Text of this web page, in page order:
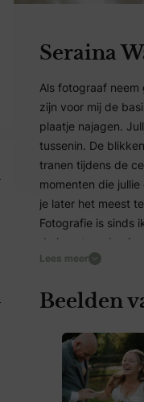
Beelden
Seraina
Als fotograaf
zijn voor mij de
plaatje najagen.
tussenin. De
tranen tijdens de
momenten die
je later het meest
Fotografie is sinds
de kunstacademie
uiteindelijk bracht
Op een bruiloft
blijven. Tijdens
waardoor jullie
Ik ben graag een
dansje
Lees meer